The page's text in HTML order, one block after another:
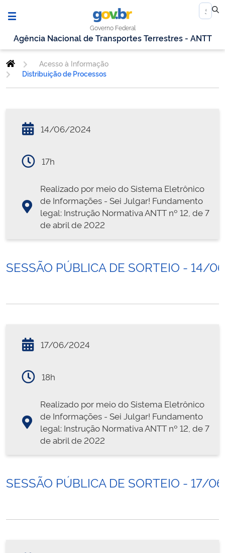
Governo Federal
Agência Nacional de Transportes Terrestres - ANTT
Acesso à Informação
Distribuição de Processos
14/06/2024
17h
Realizado por meio do Sistema Eletrônico
de Informações - Sei Julgar! Fundamento
legal: Instrução Normativa ANTT nº 12, de 7
de abril de 2022
SESSÃO PÚBLICA DE SORTEIO - 14/
17/06/2024
18h
Realizado por meio do Sistema Eletrônico
de Informações - Sei Julgar! Fundamento
legal: Instrução Normativa ANTT nº 12, de 7
de abril de 2022
SESSÃO PÚBLICA DE SORTEIO - 17/